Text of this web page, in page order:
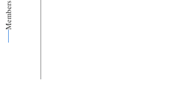
Members